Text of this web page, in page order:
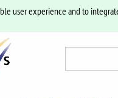
user experience and to